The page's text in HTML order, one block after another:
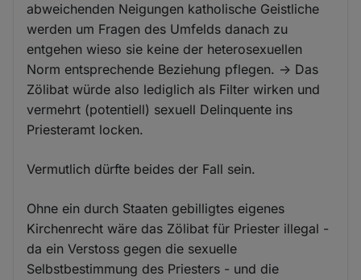
abweichenden Neigungen katholische Geistliche
werden um Fragen des Umfelds danach zu
entgehen wieso sie keine der heterosexuellen
Norm entsprechende Beziehung pflegen. -> Das
Zölibat würde also lediglich als Filter wirken und
vermehrt (potentiell) sexuell Delinquente ins
Priesteramt locken.
Vermutlich dürfte beides der Fall sein.
Ohne ein durch Staaten gebilligtes eigenes
Kirchenrecht wäre das Zölibat für Priester illegal -
da ein Verstoss gegen die sexuelle
Selbstbestimmung des Priesters - und die